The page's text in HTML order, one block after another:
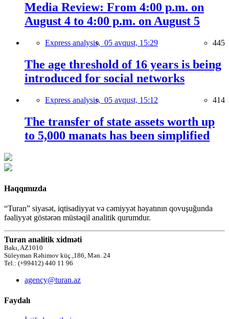
Media Review: From 4:00 p.m. on
August 4 to 4:00 p.m. on August 5
Express analysis, 05 avqust, 15:29 445
The age threshold of 16 years is being
introduced for social networks
Express analysis, 05 avqust, 15:12 414
The transfer of state assets worth up
to 5,000 manats has been simplified
Haqqımızda
“Turan” siyasət, iqtisadiyyat və cəmiyyət həyatının qovuşuğunda
fəaliyyət göstərən müstəqil analitik qurumdur.
Turan analitik xidməti
Bakı, AZ1010
Süleyman Rəhimov küç.,186, Mən. 24
Tel.: (+99412) 440 11 96
agency@turan.az
Faydalı